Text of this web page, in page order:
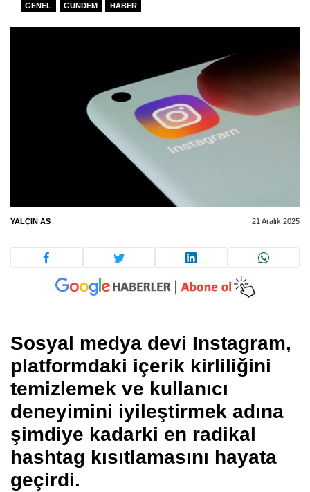
GENEL GUNDEM HABER
YALÇIN AS 21 Aralık 2025
Sosyal medya devi Instagram,
platformdaki içerik kirliliğini
temizlemek ve kullanıcı
deneyimini iyileştirmek adına
şimdiye kadarki en radikal
hashtag kısıtlamasını hayata
geçirdi.